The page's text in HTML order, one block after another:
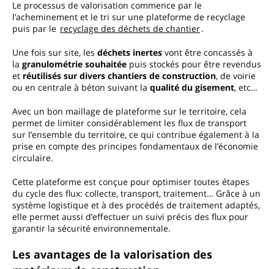
Le processus de valorisation commence par le
l’acheminement et le tri sur une plateforme de recyclage
puis par le recyclage des déchets de chantier.
Une fois sur site, les déchets inertes vont être concassés à
la granulométrie souhaitée puis stockés pour être revendus
et réutilisés sur divers chantiers de construction, de voirie
ou en centrale à béton suivant la qualité du gisement, etc…
Avec un bon maillage de plateforme sur le territoire, cela
permet de limiter considérablement les flux de transport
sur l’ensemble du territoire, ce qui contribue également à la
prise en compte des principes fondamentaux de l’économie
circulaire.
Cette plateforme est conçue pour optimiser toutes étapes
du cycle des flux: collecte, transport, traitement… Grâce à un
système logistique et à des procédés de traitement adaptés,
elle permet aussi d’effectuer un suivi précis des flux pour
garantir la sécurité environnementale.
Les avantages de la valorisation des